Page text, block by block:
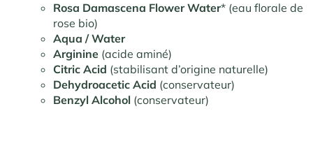
Rosa Damascena Flower Water* (eau florale de
rose bio)
Aqua / Water
Arginine (acide aminé)
Citric Acid (stabilisant d’origine naturelle)
Dehydroacetic Acid (conservateur)
Benzyl Alcohol (conservateur)